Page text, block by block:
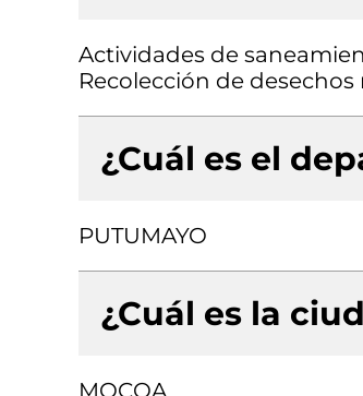
Actividades de
Recolección de
¿Cuál es el
PUTUMAYO
¿Cuál es la
MOCOA